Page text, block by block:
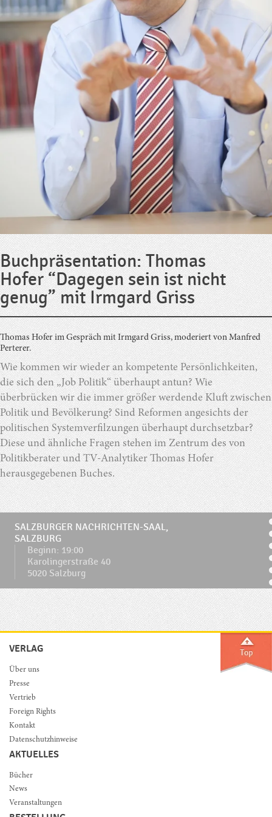
Buchpräsentation: Thomas
Hofer “Dagegen sein ist nicht
genug” mit Irmgard Griss
Thomas Hofer im Gespräch mit Irmgard Griss, moderiert von Manfred
Perterer.
Wie kommen wir wieder an kompetente Persönlichkeiten,
die sich den „Job Politik“ überhaupt antun? Wie
überbrücken wir die immer größer werdende Kluft zwischen
Politik und Bevölkerung? Sind Reformen angesichts der
politischen Systemverfilzungen überhaupt durchsetzbar?
Diese und ähnliche Fragen stehen im Zentrum des von
Politikberater und TV-Analytiker Thomas Hofer
herausgegebenen Buches.
SALZBURGER NACHRICHTEN-SAAL,
SALZBURG
Beginn: 19:00
Karolingerstraße 40
5020 Salzburg
VERLAG
Über uns
Presse
Vertrieb
Foreign Rights
Kontakt
Datenschutzhinweise
AKTUELLES
Bücher
News
Veranstaltungen